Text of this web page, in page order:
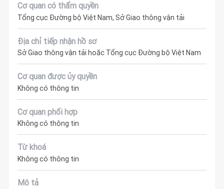
Cơ quan có thẩm quyền
Tổng cục Đường bộ Việt Nam, Sở Giao thông vận tải
Địa chỉ tiếp nhận hồ sơ
Sở Giao thông vận tải hoặc Tổng cục Đường bộ Việt Nam
Cơ quan được ủy quyền
Không có thông tin
Cơ quan phối hợp
Không có thông tin
Từ khoá
Không có thông tin
Mô tả